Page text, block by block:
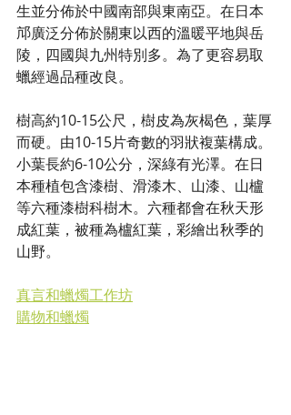
生並分佈於中國南部與東南亞。在日本
邟廣泛分佈於關東以西的溫暖平地與岳
陵，四國與九州特別多。為了更容易取
蠟經過品種改良。
樹高約10-15公尺，樹皮為灰楬色，葉厚
而硬。由10-15片奇數的羽狀複葉構成。
小葉長約6-10公分，深綠有光澤。在日
本種植包含漆樹、滑漆木、山漆、山櫨
等六種漆樹科樹木。六種都會在秋天形
成紅葉，被種為櫨紅葉，彩繪出秋季的
山野。
真言和蠟燭工作坊
購物和蠟燭